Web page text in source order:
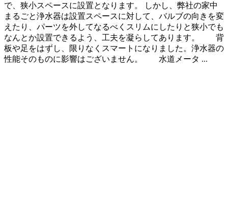
で、狭小スペースに設置となります。 しかし、弊社の家中
まるごと浄水器は設置スペースに対して、バルブの向きを変
えたり、パーツを外してなるべくスリムにしたりと狭小でも
なんとか設置できるよう、工夫を凝らしてあります。 背
板や足をはずし、限りなくスマートになりました。浄水器の
性能そのものに影響はございません。 水道メータ ...